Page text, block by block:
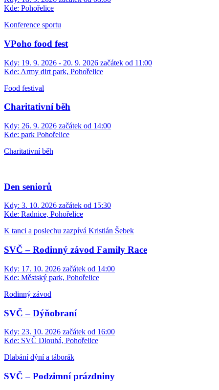
Kde: Pohořelice
Konference sportu
VPoho food fest
Kdy: 19. 9. 2026 - 20. 9. 2026 začátek od 11:00
Kde: Army dirt park, Pohořelice
Food festival
Charitativní běh
Kdy: 26. 9. 2026 začátek od 14:00
Kde: park Pohořelice
Charitativní běh
Den seniorů
Kdy: 3. 10. 2026 začátek od 15:30
Kde: Radnice, Pohořelice
K tanci a poslechu zazpívá Kristián Šebek
SVČ – Rodinný závod Family Race
Kdy: 17. 10. 2026 začátek od 14:00
Kde: Městský park, Pohořelice
Rodinný závod
SVČ – Dýňobraní
Kdy: 23. 10. 2026 začátek od 16:00
Kde: SVČ Dlouhá, Pohořelice
Dlabání dýní a táborák
SVČ – Podzimní prázdniny